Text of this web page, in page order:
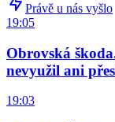
Právě u nás vyšlo
19:05
Obrovská
nevyužil ani
19:03